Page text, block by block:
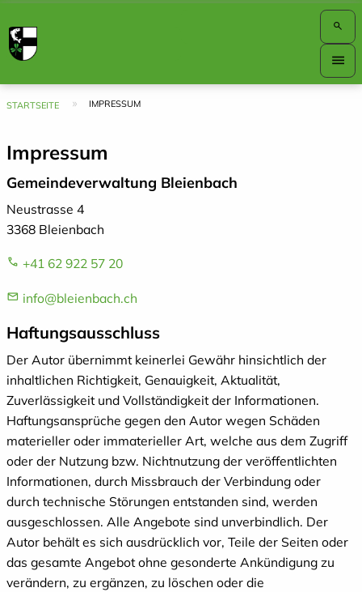
search
menu
Pfadnavigation
STARTSEITE IMPRESSUM
Impressum
Gemeindeverwaltung Bleienbach
Neustrasse 4
3368 Bleienbach
+41 62 922 57 20
info@bleienbach.ch
Haftungsausschluss
Der Autor übernimmt keinerlei Gewähr hinsichtlich der
inhaltlichen Richtigkeit, Genauigkeit, Aktualität,
Zuverlässigkeit und Vollständigkeit der Informationen.
Haftungsansprüche gegen den Autor wegen Schäden
materieller oder immaterieller Art, welche aus dem Zugriff
oder der Nutzung bzw. Nichtnutzung der veröffentlichten
Informationen, durch Missbrauch der Verbindung oder
durch technische Störungen entstanden sind, werden
ausgeschlossen. Alle Angebote sind unverbindlich. Der
Autor behält es sich ausdrücklich vor, Teile der Seiten oder
das gesamte Angebot ohne gesonderte Ankündigung zu
verändern, zu ergänzen, zu löschen oder die